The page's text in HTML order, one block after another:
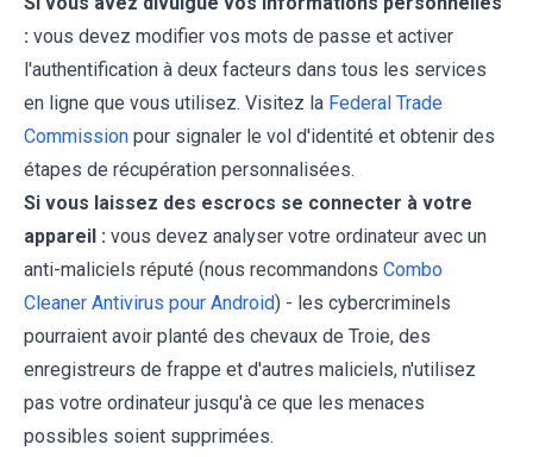
: vous devez modifier vos mots de passe et activer
l'authentification à deux facteurs dans tous les services
en ligne que vous utilisez. Visitez la Federal Trade
Commission pour signaler le vol d'identité et obtenir des
étapes de récupération personnalisées.
Si vous laissez des escrocs se connecter à votre
appareil : vous devez analyser votre ordinateur avec un
anti-maliciels réputé (nous recommandons Combo
Cleaner Antivirus pour Android) - les cybercriminels
pourraient avoir planté des chevaux de Troie, des
enregistreurs de frappe et d'autres maliciels, n'utilisez
pas votre ordinateur jusqu'à ce que les menaces
possibles soient supprimées.